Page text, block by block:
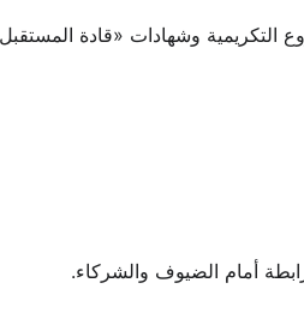
التكريمية وشهادات «قادة
أمام الضيوف والشركاء.